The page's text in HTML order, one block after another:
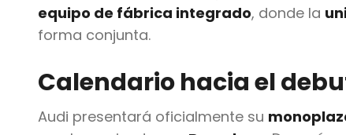
equipo de fábrica integrado, donde la
forma conjunta.
Calendario hacia el
Audi presentará oficialmente su